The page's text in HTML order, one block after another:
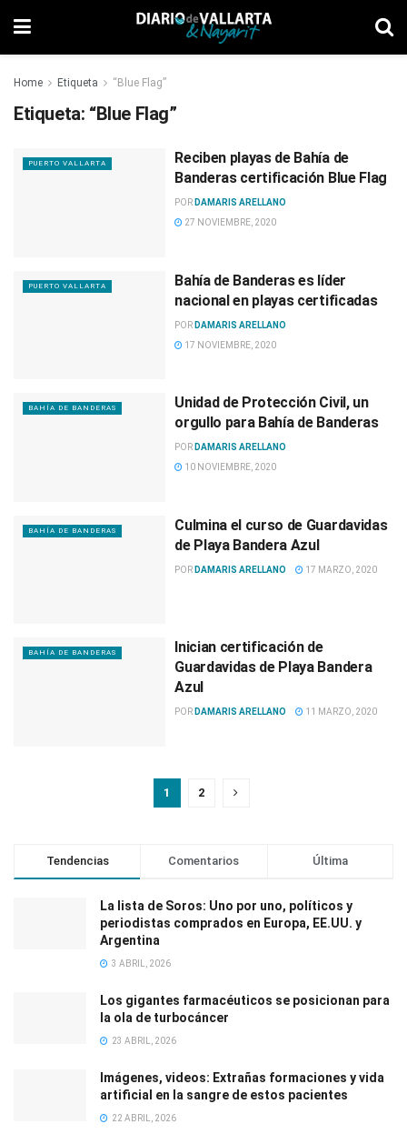
Home Etiqueta “Blue Flag”
Etiqueta: “Blue Flag”
PUERTO VALLARTA
Reciben playas de Bahía de
Banderas certificación Blue Flag
POR DAMARIS ARELLANO
27 NOVIEMBRE, 2020
PUERTO VALLARTA
Bahía de Banderas es líder
nacional en playas certificadas
POR DAMARIS ARELLANO
17 NOVIEMBRE, 2020
BAHÍA DE BANDERAS
Unidad de Protección Civil, un
orgullo para Bahía de Banderas
POR DAMARIS ARELLANO
10 NOVIEMBRE, 2020
BAHÍA DE BANDERAS
Culmina el curso de Guardavidas
de Playa Bandera Azul
POR DAMARIS ARELLANO 17 MARZO, 2020
BAHÍA DE BANDERAS
Inician certificación de
Guardavidas de Playa Bandera
Azul
POR DAMARIS ARELLANO 11 MARZO, 2020
1 2
Tendencias Comentarios Última
La lista de Soros: Uno por uno, políticos y
periodistas comprados en Europa, EE.UU. y
Argentina
3 ABRIL, 2026
Los gigantes farmacéuticos se posicionan para
la ola de turbocáncer
23 ABRIL, 2026
Imágenes, videos: Extrañas formaciones y vida
artificial en la sangre de estos pacientes
22 ABRIL, 2026